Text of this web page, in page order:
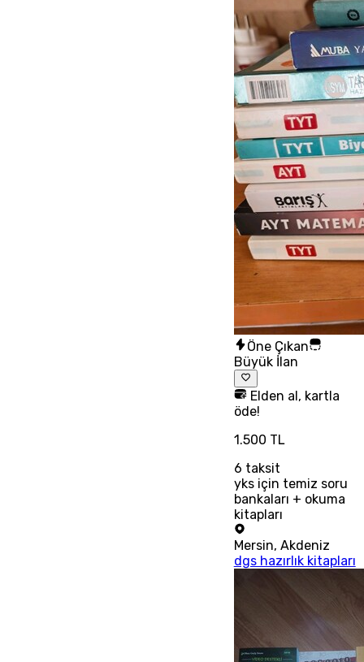
Öne Çıkan
Büyük İlan
Elden al, kartla
öde!
1.500 TL
6 taksit
yks için temiz soru
bankaları + okuma
kitapları
Mersin, Akdeniz
dgs hazırlık kitapları